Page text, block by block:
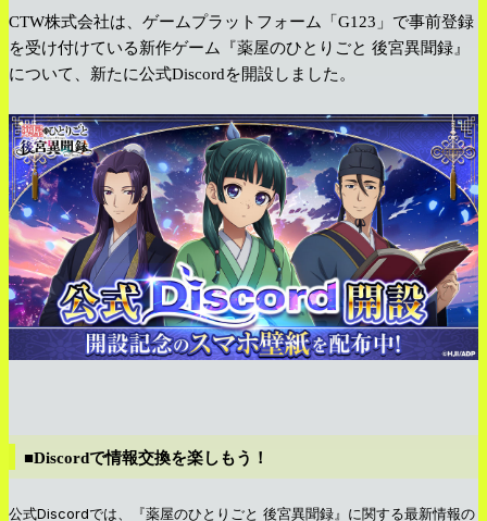
CTW株式会社は、ゲームプラットフォーム「G123」で事前登録
を受け付けている新作ゲーム『薬屋のひとりごと 後宮異聞録』
について、新たに公式Discordを開設しました。
■Discordで情報交換を楽しもう！
公式Discordでは、『薬屋のひとりごと 後宮異聞録』に関する最新情報の